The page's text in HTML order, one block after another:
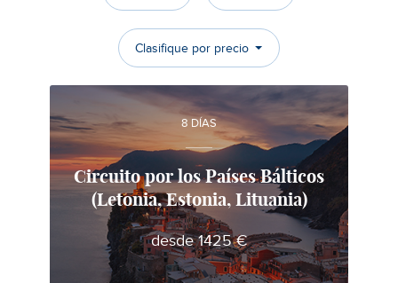
Clasifique por precio
Mindaugas
Experto local en viajes en Lituania
8 DÍAS
Circuito por los Países Bálticos
(Letonia, Estonia, Lituania)
desde 1425 €